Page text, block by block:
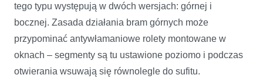
tego typu występują w dwóch wersjach: górnej i
bocznej. Zasada działania bram górnych może
przypominać antywłamaniowe rolety montowane w
oknach – segmenty są tu ustawione poziomo i podczas
otwierania wsuwają się równolegle do sufitu.